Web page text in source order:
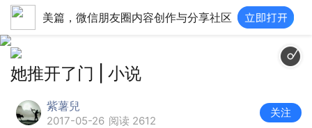
美篇，微信朋友圈内容创作与分享社区
她推开了门 | 小说
紫薯兒
2017-05-26 阅读 2612
关注